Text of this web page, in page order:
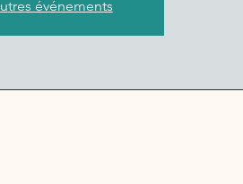
événements